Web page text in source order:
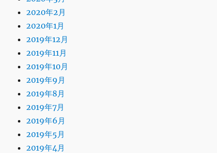
2020年2月
2020年1月
2019年12月
2019年11月
2019年10月
2019年9月
2019年8月
2019年7月
2019年6月
2019年5月
2019年4月